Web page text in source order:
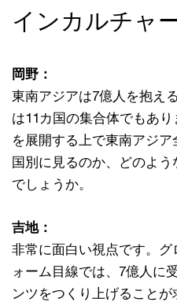
インカルチャ
岡野：
東南アジアは7億人を抱え
は11カ国の集合体でもあ
を展開する上で東南アジ
国別に見るのか、どのよ
でしょうか。
吉地：
非常に面白い視点です。
ォーム目線では、7億人に
ンツをつくり上げること